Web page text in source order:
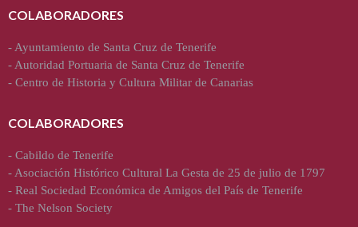
COLABORADORES
- Ayuntamiento de Santa Cruz de Tenerife
- Autoridad Portuaria de Santa Cruz de Tenerife
- Centro de Historia y Cultura Militar de Canarias
COLABORADORES
- Cabildo de Tenerife
- Asociación Histórico Cultural La Gesta de 25 de julio de 1797
- Real Sociedad Económica de Amigos del País de Tenerife
- The Nelson Society